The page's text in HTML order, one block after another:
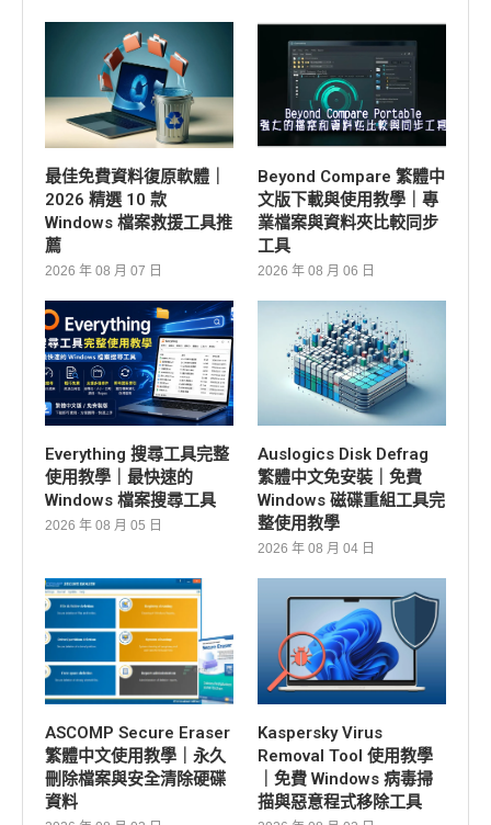
最佳免費資料復原軟體｜
2026 精選 10 款
Windows 檔案救援工具推
薦
2026 年 08 月 07 日
Beyond Compare 繁體中
文版下載與使用教學｜專
業檔案與資料夾比較同步
工具
2026 年 08 月 06 日
Everything 搜尋工具完整
使用教學｜最快速的
Windows 檔案搜尋工具
2026 年 08 月 05 日
Auslogics Disk Defrag
繁體中文免安裝｜免費
Windows 磁碟重組工具完
整使用教學
2026 年 08 月 04 日
ASCOMP Secure Eraser
繁體中文使用教學｜永久
刪除檔案與安全清除硬碟
資料
Kaspersky Virus
Removal Tool 使用教學
｜免費 Windows 病毒掃
描與惡意程式移除工具